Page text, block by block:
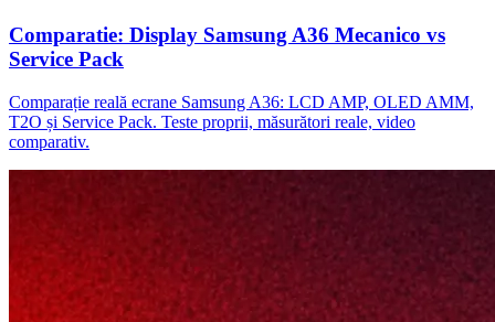
Comparatie: Display Samsung A36 Mecanico vs
Service Pack
Comparație reală ecrane Samsung A36: LCD AMP, OLED AMM,
T2O și Service Pack. Teste proprii, măsurători reale, video
comparativ.